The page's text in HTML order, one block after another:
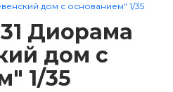
дом с основанием" 1/35
Диорама
дом с
1/35